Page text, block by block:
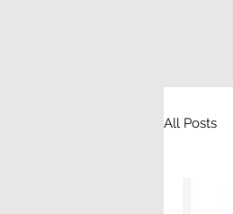
All Posts